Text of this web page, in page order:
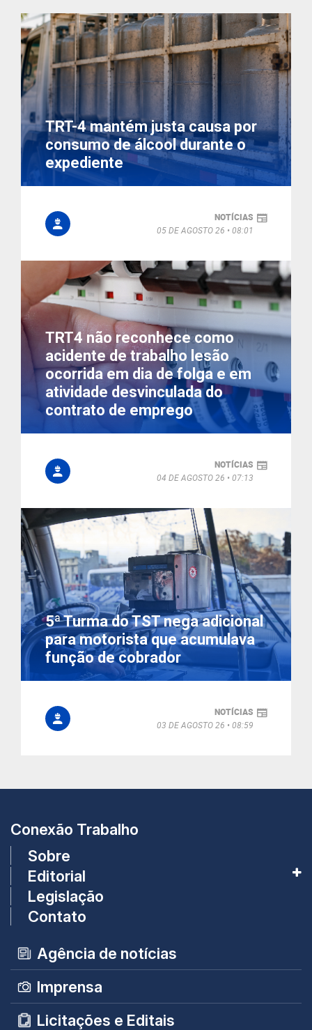
TRT-4 mantém justa causa por
consumo de álcool durante o
expediente
NOTÍCIAS
05 DE AGOSTO 26
08:01
TRT4 não reconhece como
acidente de trabalho lesão
ocorrida em dia de folga e em
atividade desvinculada do
contrato de emprego
NOTÍCIAS
04 DE AGOSTO 26
07:13
5ª Turma do TST nega adicional
para motorista que acumulava
função de cobrador
NOTÍCIAS
03 DE AGOSTO 26
08:59
Conexão Trabalho
Sobre
Editorial
Legislação
Contato
Agência de notícias
Imprensa
Licitações e Editais